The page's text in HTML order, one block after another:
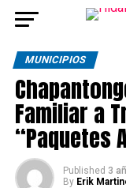
MUNICIPIOS
Familiar a
“Paquetes
Published 3
By Erik